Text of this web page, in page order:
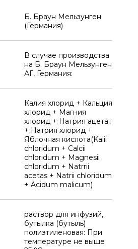
Б. Браун Мельзунген
(Германия)
В случае производства
на Б. Браун Мельзунген
АГ, Германия:
Калия хлорид + Кальция
хлорид + Магния
хлорид + Натрия ацетат
+ Натрия хлорид +
Яблочная кислота(Kalii
chloridum + Calcii
chloridum + Magnesii
chloridum + Natrrii
acetas + Natrii chloridum
+ Acidum malicum)
раствор для инфузий,
бутылка (бутыль)
полиэтиленовая: При
температуре не выше